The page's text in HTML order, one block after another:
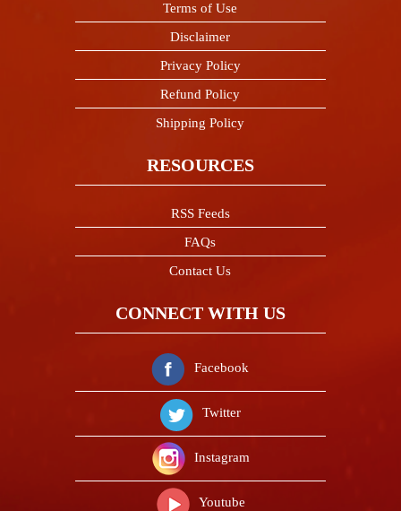
Terms of Use
Disclaimer
Privacy Policy
Refund Policy
Shipping Policy
RESOURCES
RSS Feeds
FAQs
Contact Us
CONNECT WITH US
Facebook
Twitter
Instagram
Youtube